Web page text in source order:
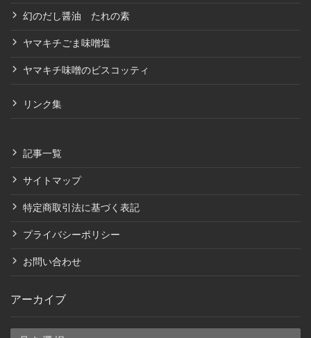
幻のだし醤油 たれの素
ヤマキチごま味噌塩
ヤマキチ味噌のビスコッティ
リンク集
記事一覧
サイトマップ
特定商取引法に基づく表記
プライバシーポリシー
お問い合わせ
アーカイブ